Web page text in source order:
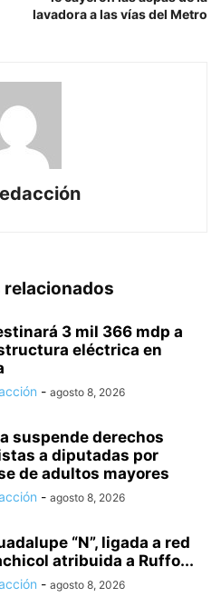
lavadora a las vías del Metro
3 mil 366 mdp a
eléctrica en
- agosto 8, 2026
suspende derechos
a diputadas por
de adultos mayores
- agosto 8, 2026
“N”, ligada a red
atribuida a Ruffo...
- agosto 8, 2026